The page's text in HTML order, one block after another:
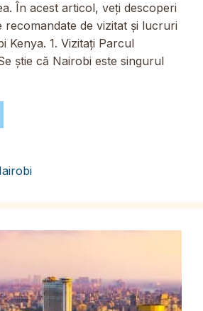
În acest articol, veți descoperi
de vizitat și lucruri
Kenya. 1. Vizitați Parcul
știe că Nairobi este singurul